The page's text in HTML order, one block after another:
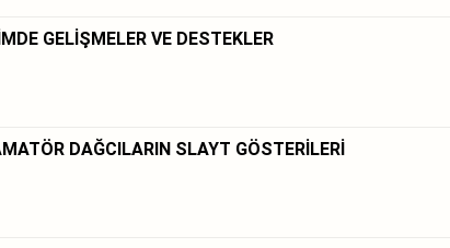
GELİŞMELER VE DESTEKLER
DAĞCILARIN SLAYT GÖSTERİLERİ